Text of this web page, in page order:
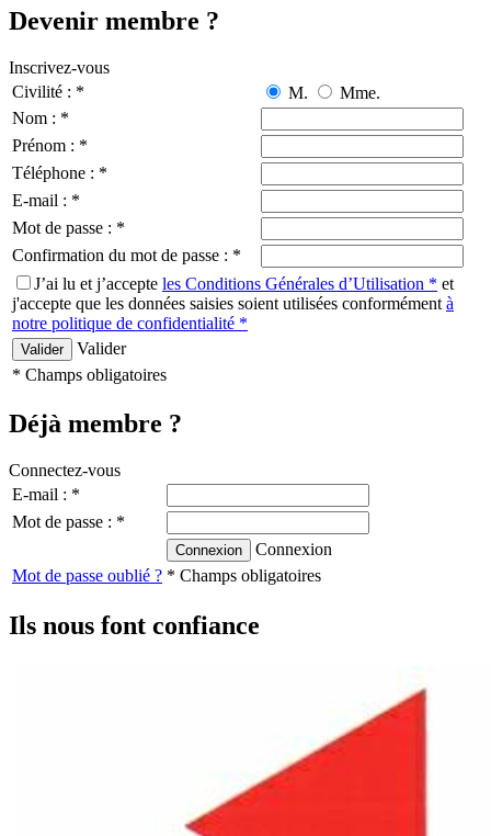
Devenir membre ?
Inscrivez-vous
Civilité : *
M.
Mme.
Nom : *
Prénom : *
Téléphone : *
E-mail : *
Mot de passe : *
Confirmation du mot de passe : *
J’ai lu et j’accepte les Conditions Générales d’Utilisation * et
j'accepte que les données saisies soient utilisées conformément à
notre politique de confidentialité *
Valider
* Champs obligatoires
Déjà membre ?
Connectez-vous
E-mail : *
Mot de passe : *
Connexion
Mot de passe oublié ? * Champs obligatoires
Ils nous font confiance